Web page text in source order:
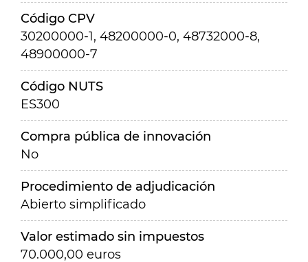
Código CPV
30200000-1, 48200000-0, 48732000-8,
48900000-7
Código NUTS
ES300
Compra pública de innovación
No
Procedimiento de adjudicación
Abierto simplificado
Valor estimado sin impuestos
70.000,00 euros